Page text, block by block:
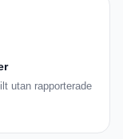
utan rapporterade